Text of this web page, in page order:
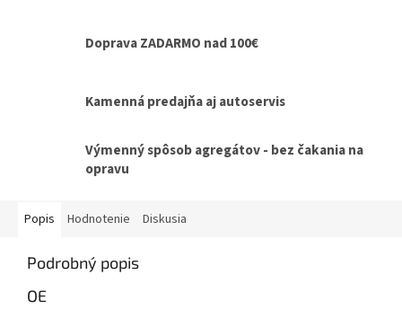
Doprava ZADARMO nad 100€
Kamenná predajňa aj autoservis
Výmenný spôsob agregátov - bez čakania na
opravu
Popis Hodnotenie Diskusia
Podrobný popis
OE